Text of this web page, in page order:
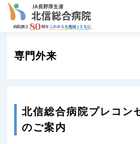
専門外来
北信総合病院プレコン
のご案内